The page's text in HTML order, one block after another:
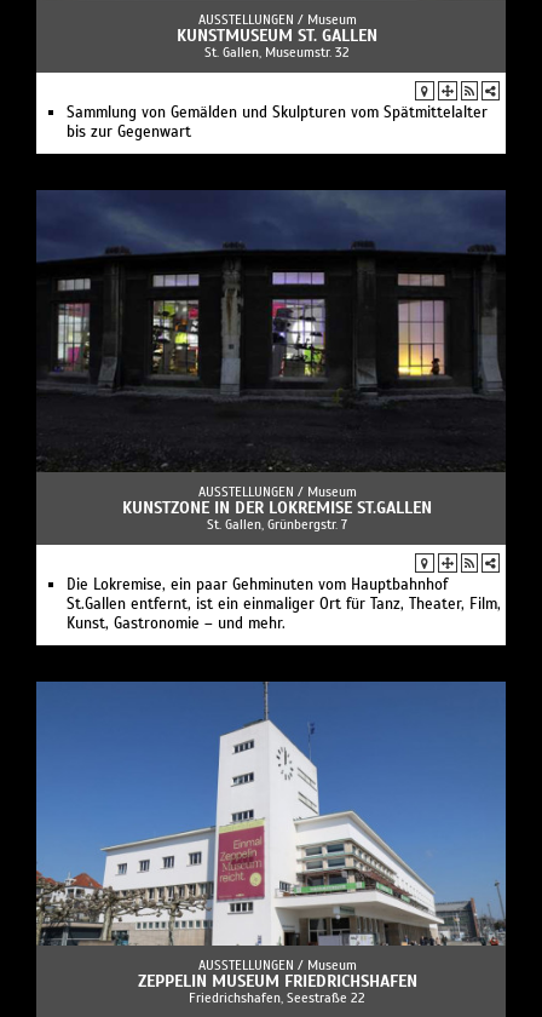
AUSSTELLUNGEN / Museum
KUNSTMUSEUM ST. GALLEN
St. Gallen, Museumstr. 32
Sammlung von Gemälden und Skulpturen vom Spätmittelalter
bis zur Gegenwart
AUSSTELLUNGEN / Museum
KUNSTZONE IN DER LOKREMISE ST.GALLEN
St. Gallen, Grünbergstr. 7
Die Lokremise, ein paar Gehminuten vom Hauptbahnhof
St.Gallen entfernt, ist ein einmaliger Ort für Tanz, Theater, Film,
Kunst, Gastronomie – und mehr.
AUSSTELLUNGEN / Museum
ZEPPELIN MUSEUM FRIEDRICHSHAFEN
Friedrichshafen, Seestraße 22